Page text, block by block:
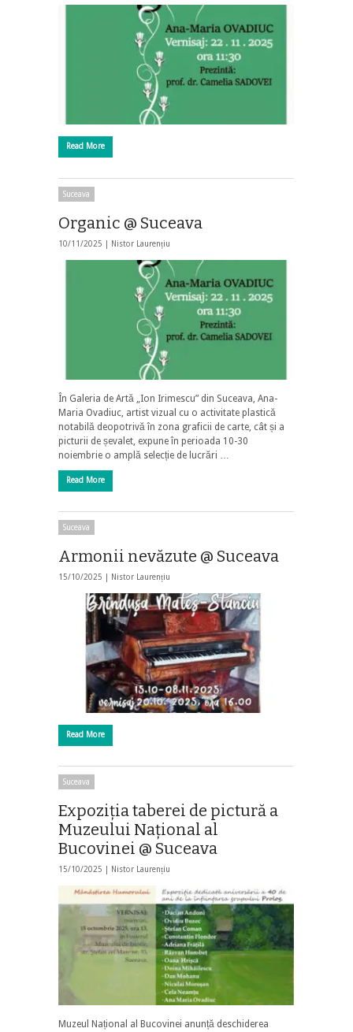
Read More
Suceava
Organic @ Suceava
10/11/2025 | Nistor Laurențiu
În Galeria de Artă „Ion Irimescu” din Suceava, Ana-
Maria Ovadiuc, artist vizual cu o activitate plastică
notabilă deopotrivă în zona graficii de carte, cât și a
picturii de șevalet, expune în perioada 10-30
noiembrie o amplă selecție de lucrări …
Read More
Suceava
Armonii nevăzute @ Suceava
15/10/2025 | Nistor Laurențiu
Read More
Suceava
Expoziţia taberei de pictură a
Muzeului Naţional al
Bucovinei @ Suceava
15/10/2025 | Nistor Laurențiu
Muzeul Național al Bucovinei anunță deschiderea